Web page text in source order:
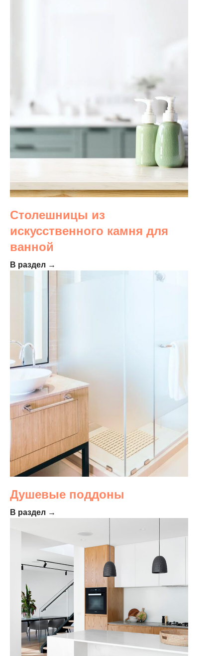
Столешницы из
искусственного камня для
ванной
В раздел →
Душевые поддоны
В раздел →